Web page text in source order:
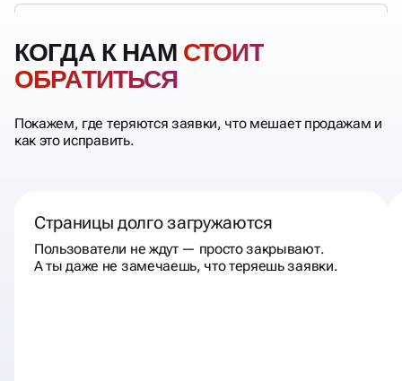
КОГДА К НАМ СТОИТ
ОБРАТИТЬСЯ
Покажем, где теряются заявки, что мешает продажам и
как это исправить.
Страницы долго загружаются
Пользователи не ждут — просто закрывают.
А ты даже не замечаешь, что теряешь заявки.